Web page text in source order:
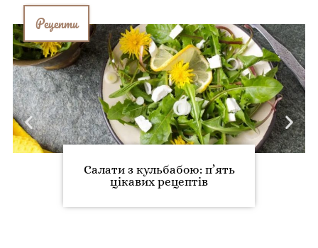
Рецепти
Салати з кульбабою: п’ять
цікавих рецептів